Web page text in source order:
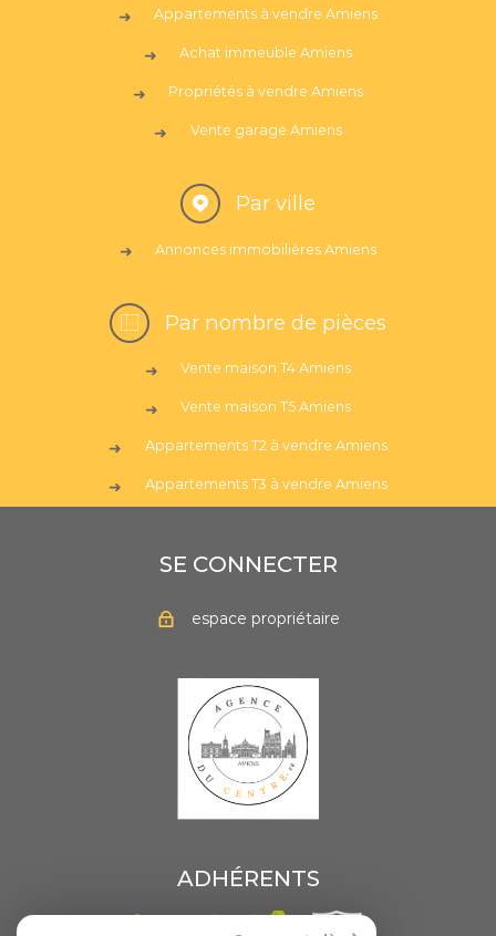
Appartements à vendre Amiens
Achat immeuble Amiens
Propriétés à vendre Amiens
Vente garage Amiens
Par ville
Annonces immobilières Amiens
Par nombre de pièces
Vente maison T4 Amiens
Vente maison T5 Amiens
Appartements T2 à vendre Amiens
Appartements T3 à vendre Amiens
SE CONNECTER
espace propriétaire
ADHÉRENTS